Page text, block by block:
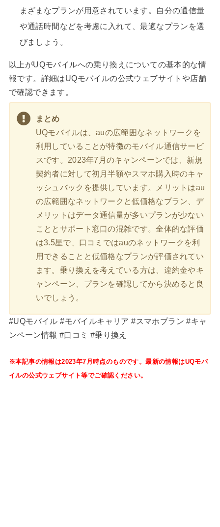
まざまなプランが用意されています。自分の通信量
や通話時間などを考慮に入れて、最適なプランを選
びましょう。
以上がUQモバイルへの乗り換えについての基本的な情
報です。詳細はUQモバイルの公式ウェブサイトや店舗
で確認できます。
まとめ
UQモバイルは、auの広範囲なネットワークを
利用していることが特徴のモバイル通信サービ
スです。2023年7月のキャンペーンでは、新規
契約者に対して初月半額やスマホ購入時のキャ
ッシュバックを提供しています。メリットはau
の広範囲なネットワークと低価格なプラン、デ
メリットはデータ通信量が多いプランが少ない
こととサポート窓口の混雑です。全体的な評価
は3.5星で、口コミではauのネットワークを利
用できることと低価格なプランが評価されてい
ます。乗り換えを考えている方は、違約金やキ
ャンペーン、プランを確認してから決めると良
いでしょう。
#UQモバイル #モバイルキャリア #スマホプラン #キャ
ンペーン情報 #口コミ #乗り換え
※本記事の情報は2023年7月時点のものです。最新の情報はUQモバ
イルの公式ウェブサイト等でご確認ください。